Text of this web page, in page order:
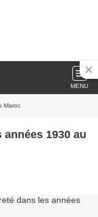
MENU
Maroc
1930 au